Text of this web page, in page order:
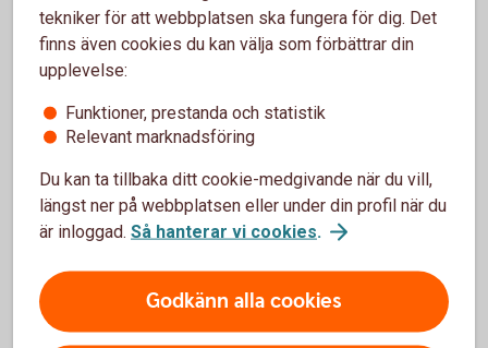
Support
Kontakta SpeedLedger för hjälp med tjänsten.
SpeedLedgersupport
Digital visning
Se en digital visning av de viktigaste funktionerna,
när det passar er.
tekniker för att webbplatsen ska fungera för dig. Det
finns även cookies du kan välja som förbättrar din
upplevelse:
Funktioner, prestanda och statistik
Relevant marknadsföring
Du kan ta tillbaka ditt cookie-medgivande när du vill,
längst ner på webbplatsen eller under din profil när du
är inloggad. Så hanterar vi cookies.
Godkänn alla cookies